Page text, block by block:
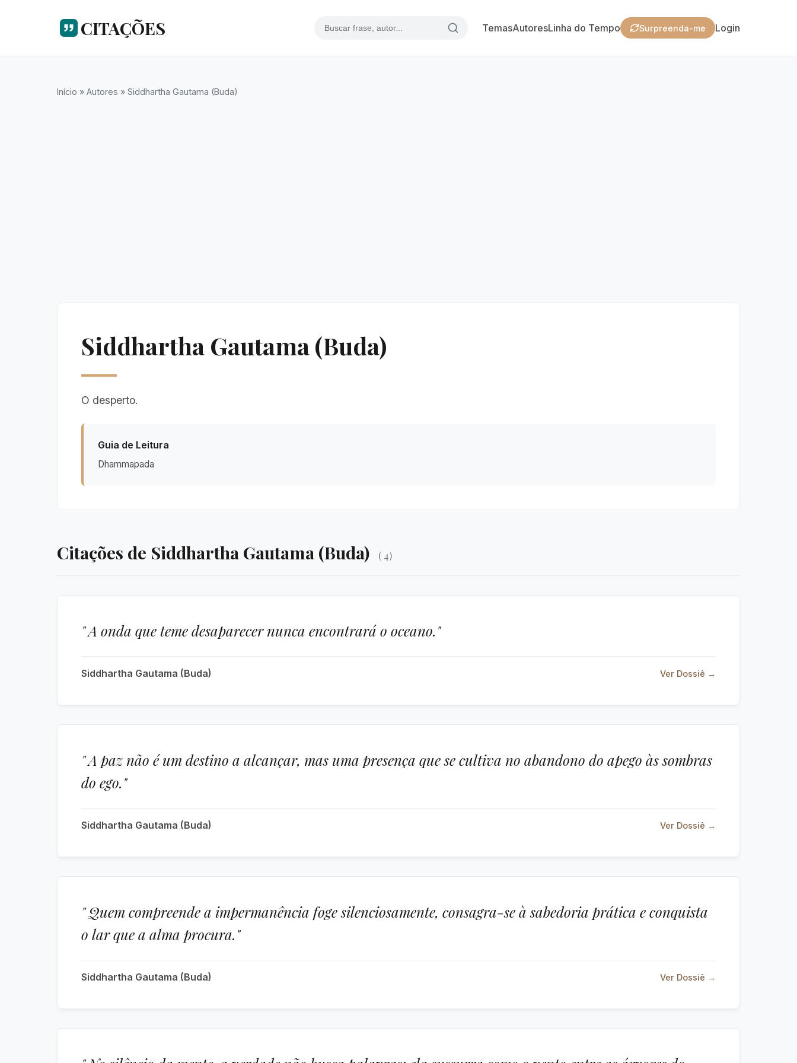
CITAÇÕES TemasAutoresLinha do Tempo Surpreenda-me Login
Início » Autores » Siddhartha Gautama (Buda)
Siddhartha Gautama (Buda)
O desperto.
Guia de Leitura
Dhammapada
Citações de Siddhartha Gautama (Buda) ( 4)
" A onda que teme desaparecer nunca encontrará o oceano."
Siddhartha Gautama (Buda) Ver Dossiê →
" A paz não é um destino a alcançar, mas uma presença que se cultiva no abandono do apego às sombras
do ego."
Siddhartha Gautama (Buda) Ver Dossiê →
" Quem compreende a impermanência foge silenciosamente, consagra-se à sabedoria prática e conquista
o lar que a alma procura."
Siddhartha Gautama (Buda) Ver Dossiê →